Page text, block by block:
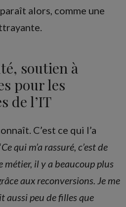
alors, comme une
soutien à
pour les
de l’IT
C’est ce qui l’a
Ce qui m’a rassuré, c’est de
métier, il y a beaucoup plus
aux reconversions. Je me
aussi peu de filles que